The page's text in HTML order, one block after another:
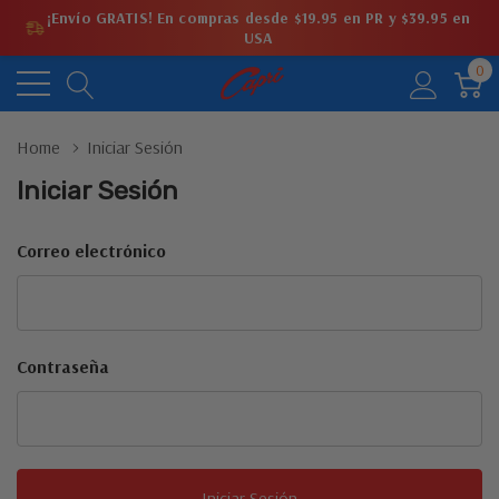
¡Envío GRATIS! En compras desde $19.95 en PR y $39.95 en
USA
0
Home Iniciar Sesión
Iniciar Sesión
Correo electrónico
Contraseña